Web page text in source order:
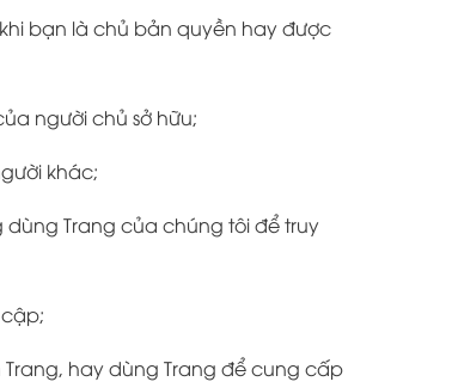
bạn là chủ bản quyền hay được
người chủ sở hữu;
khác;
Trang của chúng tôi để truy
hay dùng Trang để cung cấp